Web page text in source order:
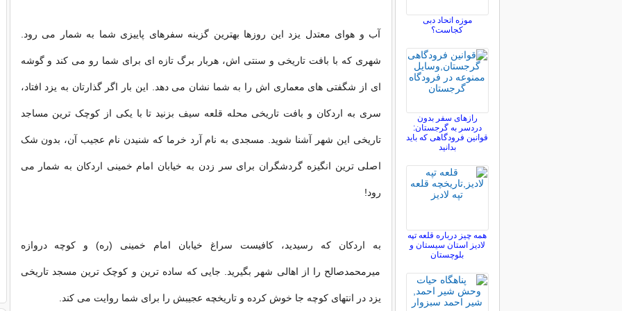
آب و هوای معتدل یزد این روزها بهترین گزینه سفرهای پاییزی شما به شمار می رود.
شهری که با بافت تاریخی و سنتی اش، هربار برگ تازه ای برای شما رو می کند و گوشه
ای از شگفتی های معماری اش را به شما نشان می دهد. این بار اگر گذارتان به یزد افتاد،
سری به اردکان و بافت تاریخی محله قلعه سیف بزنید تا با یکی از کوچک ترین مساجد
تاریخی این شهر آشنا شوید. مسجدی به نام آرد خرما که شنیدن نام عجیب آن، بدون شک
اصلی ترین انگیزه گردشگران برای سر زدن به خیابان امام خمینی اردکان به شمار می
رود!
به اردکان که رسیدید، کافیست سراغ خیابان امام خمینی (ره) و کوچه دروازه
میرمحمدصالح را از اهالی شهر بگیرید. جایی که ساده ترین و کوچک ترین مسجد تاریخی
یزد در انتهای کوچه جا خوش کرده و تاریخچه عجیبش را برای شما روایت می کند.
موزه اتحاد دبی
کجاست؟
رازهای سفر بدون
دردسر به گرجستان:
قوانین فرودگاهی که باید
بدانید
همه چیز درباره قلعه تپه
لادیز استان سیستان و
بلوچستان